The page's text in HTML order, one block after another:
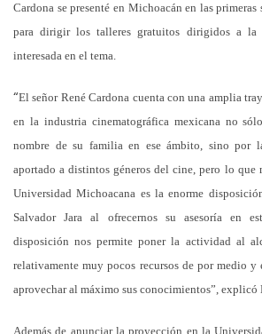
Cardona se presenté en Michoacán en las
para dirigir los talleres gratuitos dirigidos a la
interesada en el tema.
“El señor René Cardona cuenta con una amplia
en la industria cinematográfica mexicana no
nombre de su familia en ese ámbito, sino por
aportado a distintos géneros del cine, pero lo que
Universidad Michoacana es la enorme
Salvador Jara al ofrecernos su asesoría en
disposición nos permite poner la actividad al
relativamente muy pocos recursos de por medio
aprovechar al máximo sus conocimientos”, explicó
Además de anunciar la proyección en la